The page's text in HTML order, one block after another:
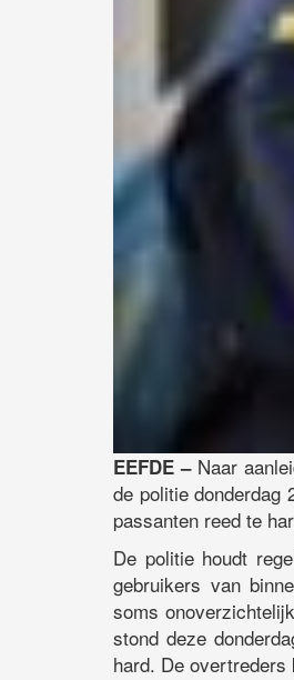
EEFDE –Naar
de politie donderdag
passanten reed te
De politie houdt
gebruikers van
soms
stond deze
hard. De